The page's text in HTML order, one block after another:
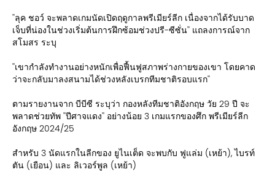
''ลุค ชอว์ จะพลาดเกมนัดเปิดฤดูกาลพรีเมียร์ลีก เนื่องจากได้รับบาด
เจ็บที่น่องในช่วงเริ่มต้นการฝึกซ้อมช่วงปรี-ซีซั่น'' แถลงการณ์จาก
สโมสร ระบุ
''เขากำลังทำงานอย่างหนักเพื่อฟื้นฟูสภาพร่างกายของเขา โดยคาด
ว่าจะกลับมาลงสนามได้ช่วงหลังเบรกทีมชาติรอบแรก''
ตามรายงานจาก บีบีซี ระบุว่า กองหลังทีมชาติอังกฤษ วัย 29 ปี จะ
พลาดช่วยทัพ ''ปีศาจแดง'' อย่างน้อย 3 เกมแรกของศึก พรีเมียร์ลีก
อังกฤษ 2024/25
สำหรับ 3 นัดแรกในลีกของ ยูไนเต็ด จะพบกับ ฟูแล่ม (เหย้า), ไบรท์
ตัน (เยือน) และ ลิเวอร์พูล (เหย้า)